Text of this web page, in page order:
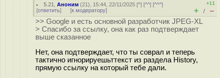
5.21 ,Аноним (21), 15:44, 22/11/2025 [^] [^^] [^^^]
[ответить] [к модератору]
+11
+ / –
>> Google и есть основной разработчик JPEG-XL
> Спасибо за ссылку, она как раз подтверждает
выше сказанное
Нет, она подтверждает, что ты соврал и теперь
тактично игнорируешьттекст из раздела History,
прямую ссылку на который тебе дали.